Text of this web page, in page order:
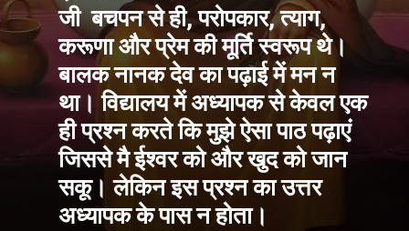
जी बचपन से ही, परोपकार, त्याग,
करूणा और प्रेम की मूर्ति स्वरूप थे।
बालक नानक देव का पढ़ाई में मन न
था। विद्यालय में अध्यापक से केवल एक
ही प्रश्न करते कि मुझे ऐसा पाठ पढ़ाएं
जिससे मै ईश्वर को और खुद को जान
सकू। लेकिन इस प्रश्न का उत्तर
अध्यापक के पास न होता।